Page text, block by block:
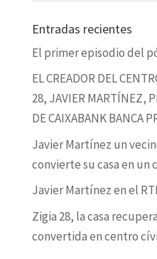
Entradas recientes
El primer episodio del
EL CREADOR DEL
28, JAVIER MARTÍNEZ,
DE CAIXABANK BANCA
Javier Martínez un
convierte su casa en un
Javier Martínez en el
Zigia 28, la casa
convertida en centro